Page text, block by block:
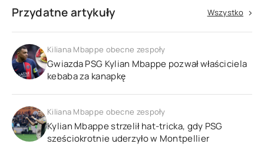
Przydatne artykuły Wszystko
Kiliana Mbappe obecne zespoły
Gwiazda PSG Kylian Mbappe pozwał właściciela
kebaba za kanapkę
Kiliana Mbappe obecne zespoły
Kylian Mbappe strzelił hat-tricka, gdy PSG
sześciokrotnie uderzyło w Montpellier